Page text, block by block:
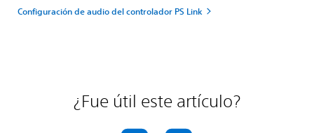
Configuración de audio del controlador PS Link
¿Fue útil este artículo?